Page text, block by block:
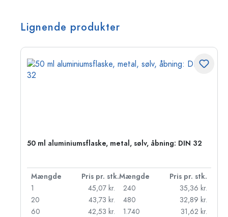
Lignende produkter
50 ml aluminiumsflaske, metal, sølv, åbning: DIN 32
Mængde Pris pr. stk.Mængde
Pris pr. stk.
1
45,07 kr.
20
43,73 kr.
60
42,53 kr.
240
35,36 kr.
480
32,89 kr.
1.740
31,62 kr.